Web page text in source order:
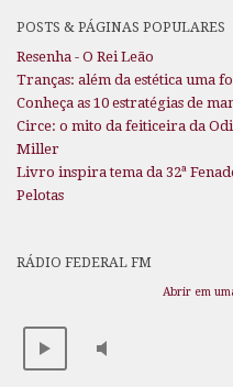
POSTS & PÁGINAS POPULARES
Resenha - O Rei Leão
Tranças: além da estética uma
Conheça as 10 estratégias de
Circe: o mito da feiticeira da
Miller
Livro inspira tema da 32ª
Pelotas
RÁDIO FEDERAL FM
Abrir em